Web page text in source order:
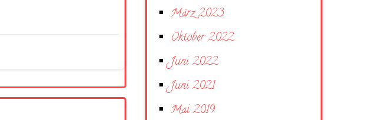
März 2023
Oktober 2022
Juni 2022
Juni 2021
Mai 2019